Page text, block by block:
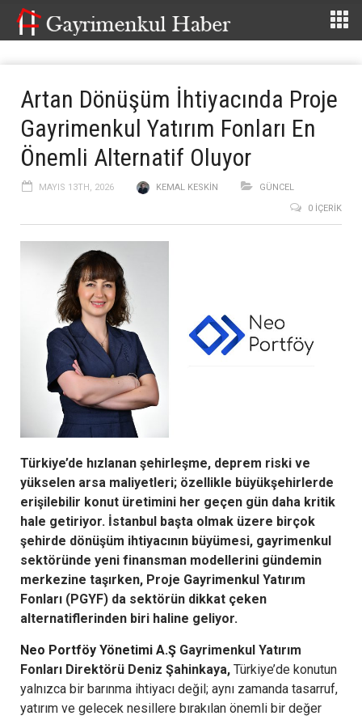
Artan Dönüşüm İhtiyacında Proje
Gayrimenkul Yatırım Fonları En
Önemli Alternatif Oluyor
MAYIS 13TH, 2026 KEMAL KESKIN
GÜNCEL
0 İÇERIK
Türkiye’de hızlanan şehirleşme, deprem riski ve
yükselen arsa maliyetleri; özellikle büyükşehirlerde
erişilebilir konut üretimini her geçen gün daha kritik
hale getiriyor. İstanbul başta olmak üzere birçok
şehirde dönüşüm ihtiyacının büyümesi, gayrimenkul
sektöründe yeni finansman modellerini gündemin
merkezine taşırken, Proje Gayrimenkul Yatırım
Fonları (PGYF) da sektörün dikkat çeken
alternatiflerinden biri haline geliyor.
Neo Portföy Yönetimi A.Ş Gayrimenkul Yatırım
Fonları Direktörü Deniz Şahinkaya, Türkiye’de konutun
yalnızca bir barınma ihtiyacı değil; aynı zamanda tasarruf,
yatırım ve gelecek nesillere bırakılan önemli bir değer